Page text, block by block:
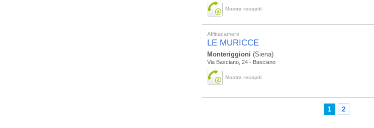
Mostra recapiti
Affittacamere
LE MURICCE
Monteriggioni (Siena)
Via Basciano, 24 - Basciano
Mostra recapiti
1 2